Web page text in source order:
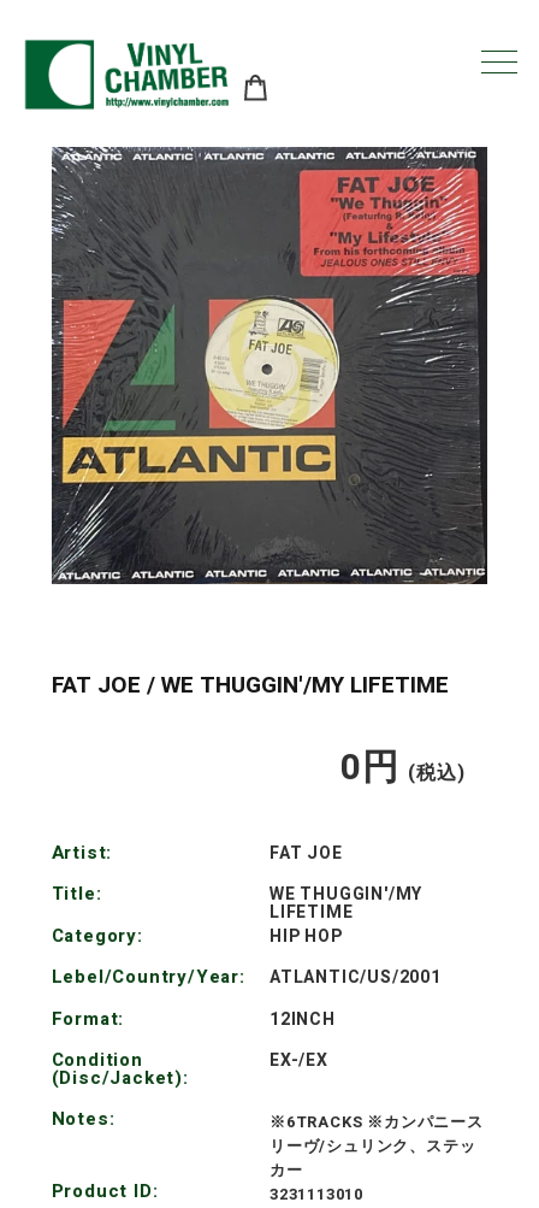
FAT JOE / WE THUGGIN'/MY LIFETIME
0円 (税込)
Artist: FAT JOE
Title: WE THUGGIN'/MY
LIFETIME
Category: HIP HOP
Lebel/Country/Year: ATLANTIC/US/2001
Format: 12INCH
Condition
(Disc/Jacket):
EX-/EX
Notes:
※6TRACKS ※カンパニース
リーヴ/シュリンク、ステッ
カー
Product ID: 3231113010